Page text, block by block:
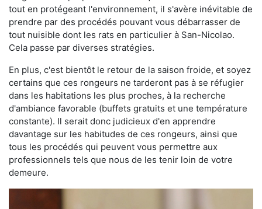
tout en protégeant l'environnement, il s'avère inévitable de
prendre par des procédés pouvant vous débarrasser de
tout nuisible dont les rats en particulier à San-Nicolao.
Cela passe par diverses stratégies.
En plus, c'est bientôt le retour de la saison froide, et soyez
certains que ces rongeurs ne tarderont pas à se réfugier
dans les habitations les plus proches, à la recherche
d'ambiance favorable (buffets gratuits et une température
constante). Il serait donc judicieux d'en apprendre
davantage sur les habitudes de ces rongeurs, ainsi que
tous les procédés qui peuvent vous permettre aux
professionnels tels que nous de les tenir loin de votre
demeure.